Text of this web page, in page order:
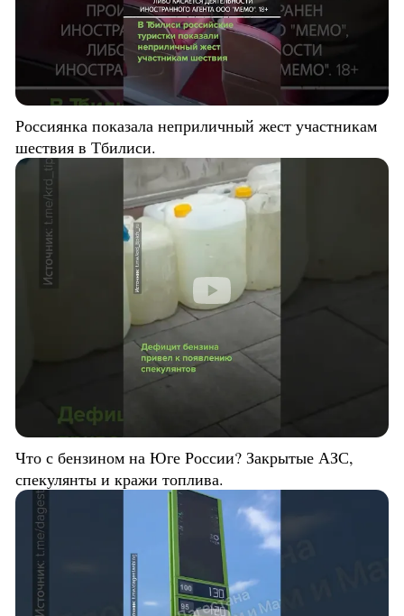
Россиянка показала неприличный жест участникам
шествия в Тбилиси.
Что с бензином на Юге России? Закрытые АЗС,
спекулянты и кражи топлива.